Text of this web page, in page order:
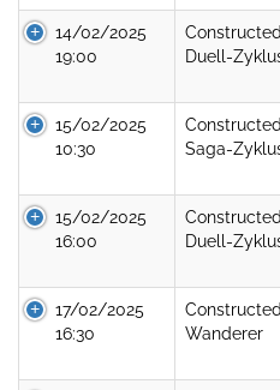
14/02/2025
19:00
Constructed
Duell-
15/02/2025
10:30
Constructed
Saga-
15/02/2025
16:00
Constructed
Duell-
17/02/2025
16:30
Constructed
Wanderer